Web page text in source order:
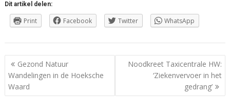
Dit artikel delen:
Print Facebook Twitter WhatsApp
Berichtnavigatie
Gezond Natuur
Wandelingen in de Hoeksche
Waard
Noodkreet Taxicentrale HW:
‘Ziekenvervoer in het
gedrang’